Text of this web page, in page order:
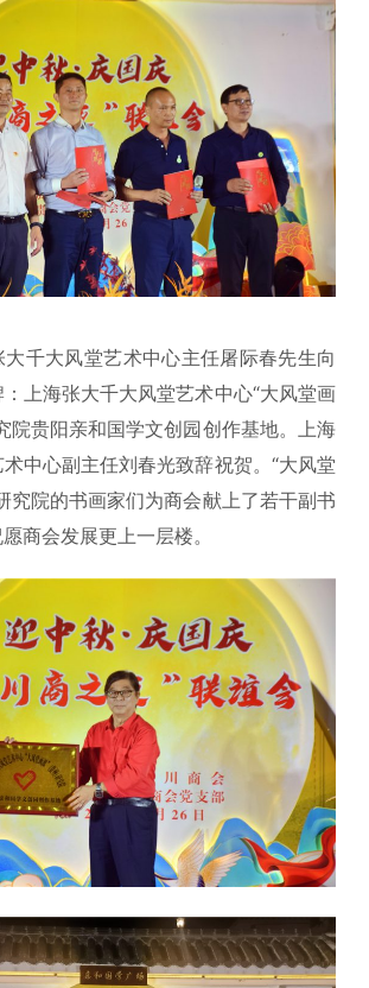
千大风堂艺术中心主任屠际春先生向
上海张大千大风堂艺术中心“大风堂画
院贵阳亲和国学文创园创作基地。上海
中心副主任刘春光致辞祝贺。“大风堂
究院的书画家们为商会献上了若干副书
商会发展更上一层楼。